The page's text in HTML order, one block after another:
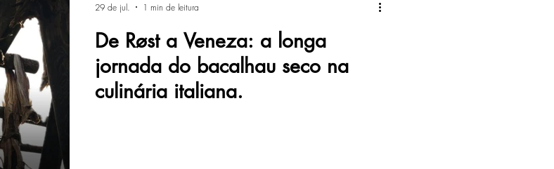
De Røst a Veneza: a longa
jornada do bacalhau seco na
culinária italiana.
29 de jul. 1 min de leitura